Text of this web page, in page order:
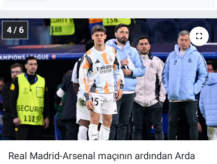
4 / 6
Real Madrid-Arsenal maçının ardından Arda